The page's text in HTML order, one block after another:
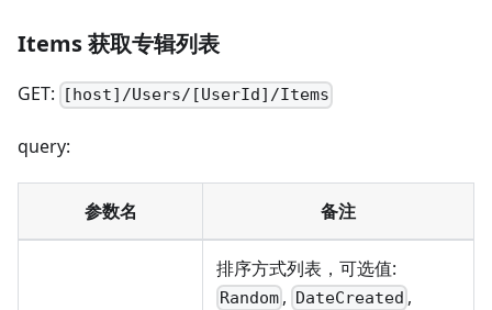
Items 获取专辑列表
GET: [host]/Users/[UserId]/Items
query:
参数名 备注
排序方式列表，可选值:
Random , DateCreated ,